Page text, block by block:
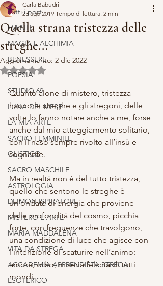
Tutti i post
EVENTI
MAGIA E ALCHIMIA
BENESSERE
POESIA
STUDIO 69
LUNA DEL MESE
LA MIA ARTE
SACRO FEMMINILE
OLISTICO
SACRO MASCHILE
ASTROLOGIA
DEIMON ISPIRATORE
MISTERO E ARTE
MARIA MADDALENA
VITA DA STREGA
ACCADEMIA APPRENDISTA STREGA
ESOTERICO
Quella strana tristezza delle
streghe...
Carla Babudri
23 ago 2019 Tempo di lettura: 2 min
Aggiornamento: 2 dic 2022
Valutazione NaN stelle su 5.
Quanto alone di mistero, tristezza
hanno le streghe e gli stregoni, delle
volte lo fanno notare anche a me, forse
anche dal mio atteggiamento solitario,
con il naso sempre rivolto all’insù e
sognante.
Ma in realtà non è del tutto tristezza,
quello che sentono le streghe è
un’ondata di energia che proviene
dalle profondità del cosmo, picchia
forte, con frequenze che travolgono,
una condizione di luce che agisce con
l'intenzione di scaturire nell’animo:
amore, odio, miseria felicità di tutti
mondi.